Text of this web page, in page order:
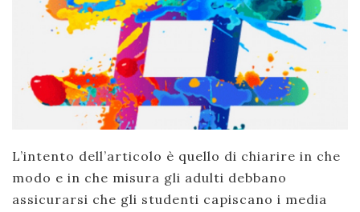
L’intento dell’articolo è quello di chiarire in che
modo e in che misura gli adulti debbano
assicurarsi che gli studenti capiscano i media